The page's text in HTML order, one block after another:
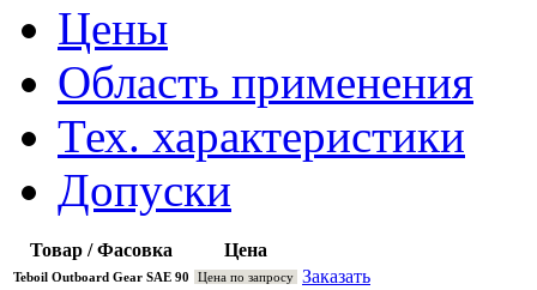
Цены
Область применения
Тех. характеристики
Допуски
Товар / Фасовка Цена
Teboil Outboard Gear SAE 90 Цена по запросу Заказать